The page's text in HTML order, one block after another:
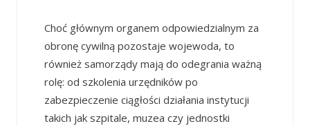
Choć głównym organem odpowiedzialnym za
obronę cywilną pozostaje wojewoda, to
również samorządy mają do odegrania ważną
rolę: od szkolenia urzędników po
zabezpieczenie ciągłości działania instytucji
takich jak szpitale, muzea czy jednostki